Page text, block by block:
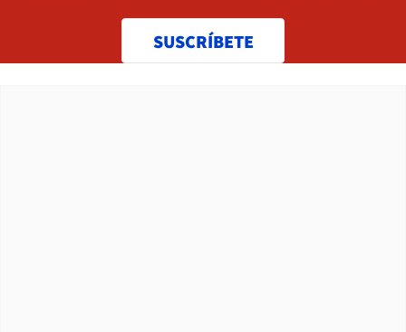
SUSCRÍBETE